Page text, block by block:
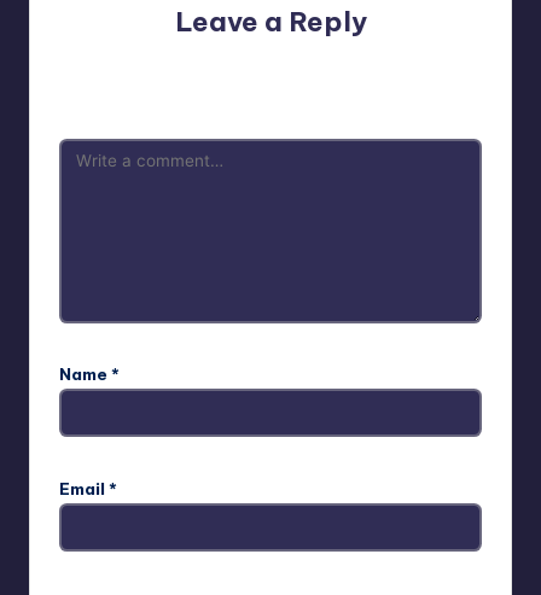
Leave a Reply
Name *
Email *